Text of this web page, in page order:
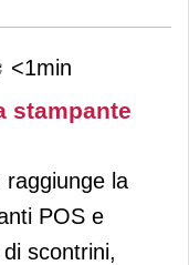
<1min
stampante
raggiunge la
POS e
scontrini,